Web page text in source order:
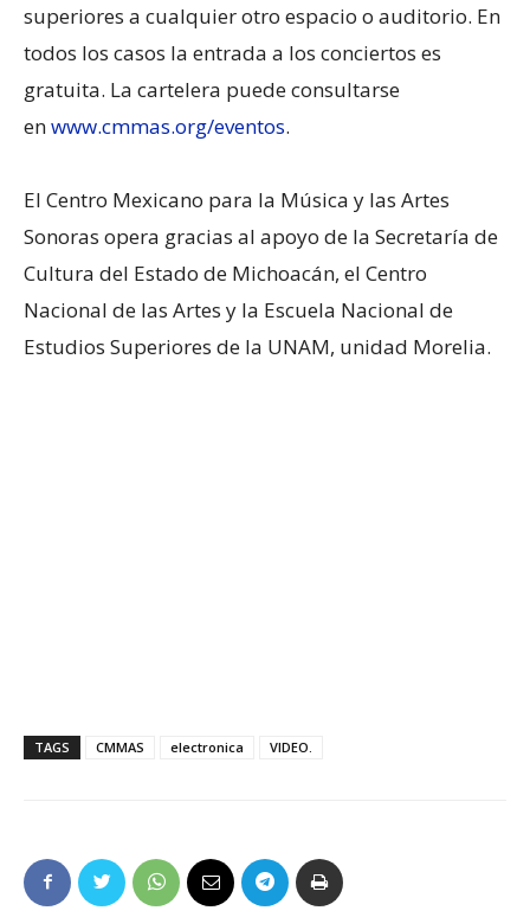
superiores a cualquier otro espacio o auditorio. En
todos los casos la entrada a los conciertos es
gratuita. La cartelera puede consultarse
enwww.cmmas.org/eventos.
El Centro Mexicano para la Música y las Artes
Sonoras opera gracias al apoyo de la Secretaría de
Cultura del Estado de Michoacán, el Centro
Nacional de las Artes y la Escuela Nacional de
Estudios Superiores de la UNAM, unidad Morelia.
TAGS CMMAS electronica VIDEO.